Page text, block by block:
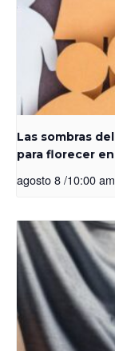
Las sombras
para florecer
agosto 8 /10:00 am